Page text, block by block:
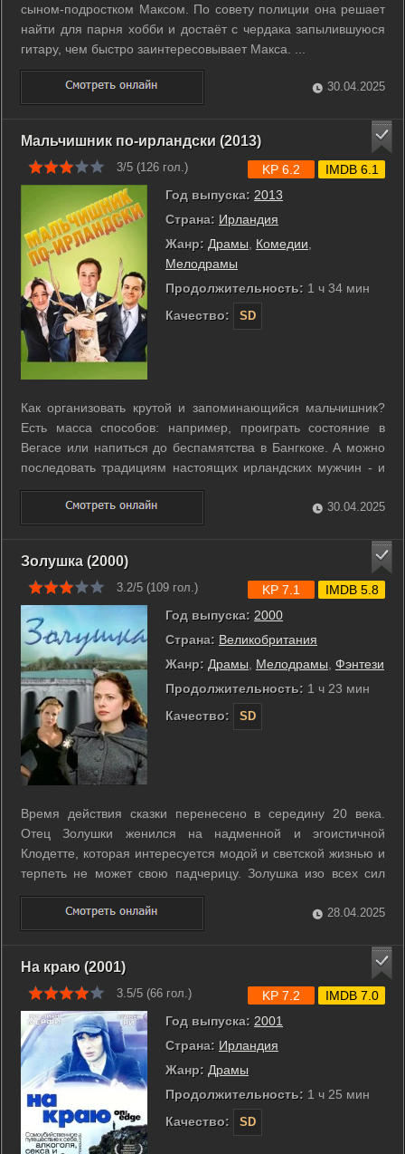
сыном-подростком Максом. По совету полиции она решает
найти для парня хобби и достаёт с чердака запылившуюся
гитару, чем быстро заинтересовывает Макса. ...
30.04.2025
Мальчишник по-ирландски (2013)
3/5 (126 гол.)
Год выпуска: 2013
Страна: Ирландия
Жанр: Драмы, Комедии,
Мелодрамы
Продолжительность: 1 ч 34 мин
Качество:
SD
KP 6.2 IMDB 6.1
Как организовать крутой и запоминающийся мальчишник?
Есть масса способов: например, проиграть состояние в
Вегасе или напиться до беспамятства в Бангкоке. А можно
последовать традициям настоящих ирландских мужчин - и
двинуть в лес. Здесь, вдали от цивилизации и экстренных
служб, вас ничто не остановит. И живые позавидуют
мертвым. ...
30.04.2025
Золушка (2000)
3.2/5 (109 гол.)
Год выпуска: 2000
Страна: Великобритания
Жанр: Драмы Мелодрамы Фэнтези
Продолжительность: 1 ч 23 мин
Качество:
SD
KP 7.1 IMDB 5.8
Время действия сказки перенесено в середину 20 века.
Отец Золушки женился на надменной и эгоистичной
Клодетте, которая интересуется модой и светской жизнью и
терпеть не может свою падчерицу. Золушка изо всех сил
терпит издевательства, чтобы жить в семье рядом с отцом.
Однажды местный «принц» - избалованный юнец из богатой
семьи решил устроить ...
28.04.2025
На краю (2001)
3.5/5 (66 гол.)
Год выпуска: 2001
Страна: Ирландия
Жанр: Драмы
Продолжительность: 1 ч 25 мин
Качество:
SD
KP 7.2 IMDB 7.0